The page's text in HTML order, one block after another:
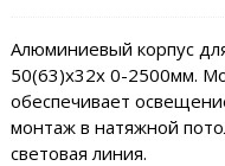
Алюминиевый корпус
50(63)х32x 0-2500мм.
обеспечивает
монтаж в натяжной
световая линия.